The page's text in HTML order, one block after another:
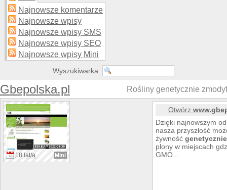
Najnowsze komentarze
Najnowsze wpisy
Najnowsze wpisy SMS
Najnowsze wpisy SEO
Najnowsze wpisy Mini
Wyszukiwarka:
Gbepolska.pl Rośliny genetycznie
18 lat/a Mini
Otwórz
Dzięki najnowszym
nasza przyszłość
żywnośćgenetycznie
plony w miejscach
GMO...